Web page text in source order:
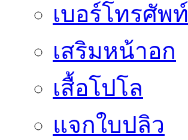
เบอร์โทรศัพท์
เสริมหน้าอก
เสื้อโปโล
แจกใบปลิว